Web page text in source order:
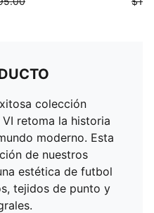
colección
VI retoma la historia
moderno. Esta
de nuestros
estética de futbol
tejidos de punto y